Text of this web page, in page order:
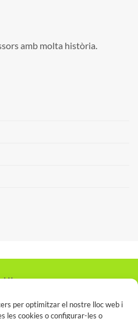
per optimitzar el nostre lloc web i
les cookies o configurar-les o
amb molta història.
HI